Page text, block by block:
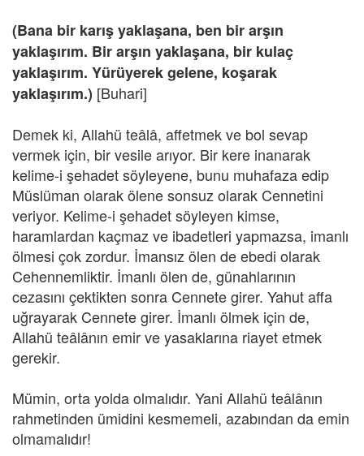
(Bana bir karış yaklaşana, ben bir arşın
yaklaşırım. Bir arşın yaklaşana, bir kulaç
yaklaşırım. Yürüyerek gelene, koşarak
yaklaşırım.) [Buhari]
Demek ki, Allahü teâlâ, affetmek ve bol sevap
vermek için, bir vesile arıyor. Bir kere inanarak
kelime-i şehadet söyleyene, bunu muhafaza edip
Müslüman olarak ölene sonsuz olarak Cennetini
veriyor. Kelime-i şehadet söyleyen kimse,
haramlardan kaçmaz ve ibadetleri yapmazsa, imanlı
ölmesi çok zordur. İmansız ölen de ebedi olarak
Cehennemliktir. İmanlı ölen de, günahlarının
cezasını çektikten sonra Cennete girer. Yahut affa
uğrayarak Cennete girer. İmanlı ölmek için de,
Allahü teâlânın emir ve yasaklarına riayet etmek
gerekir.
Mümin, orta yolda olmalıdır. Yani Allahü teâlânın
rahmetinden ümidini kesmemeli, azabından da emin
olmamalıdır!